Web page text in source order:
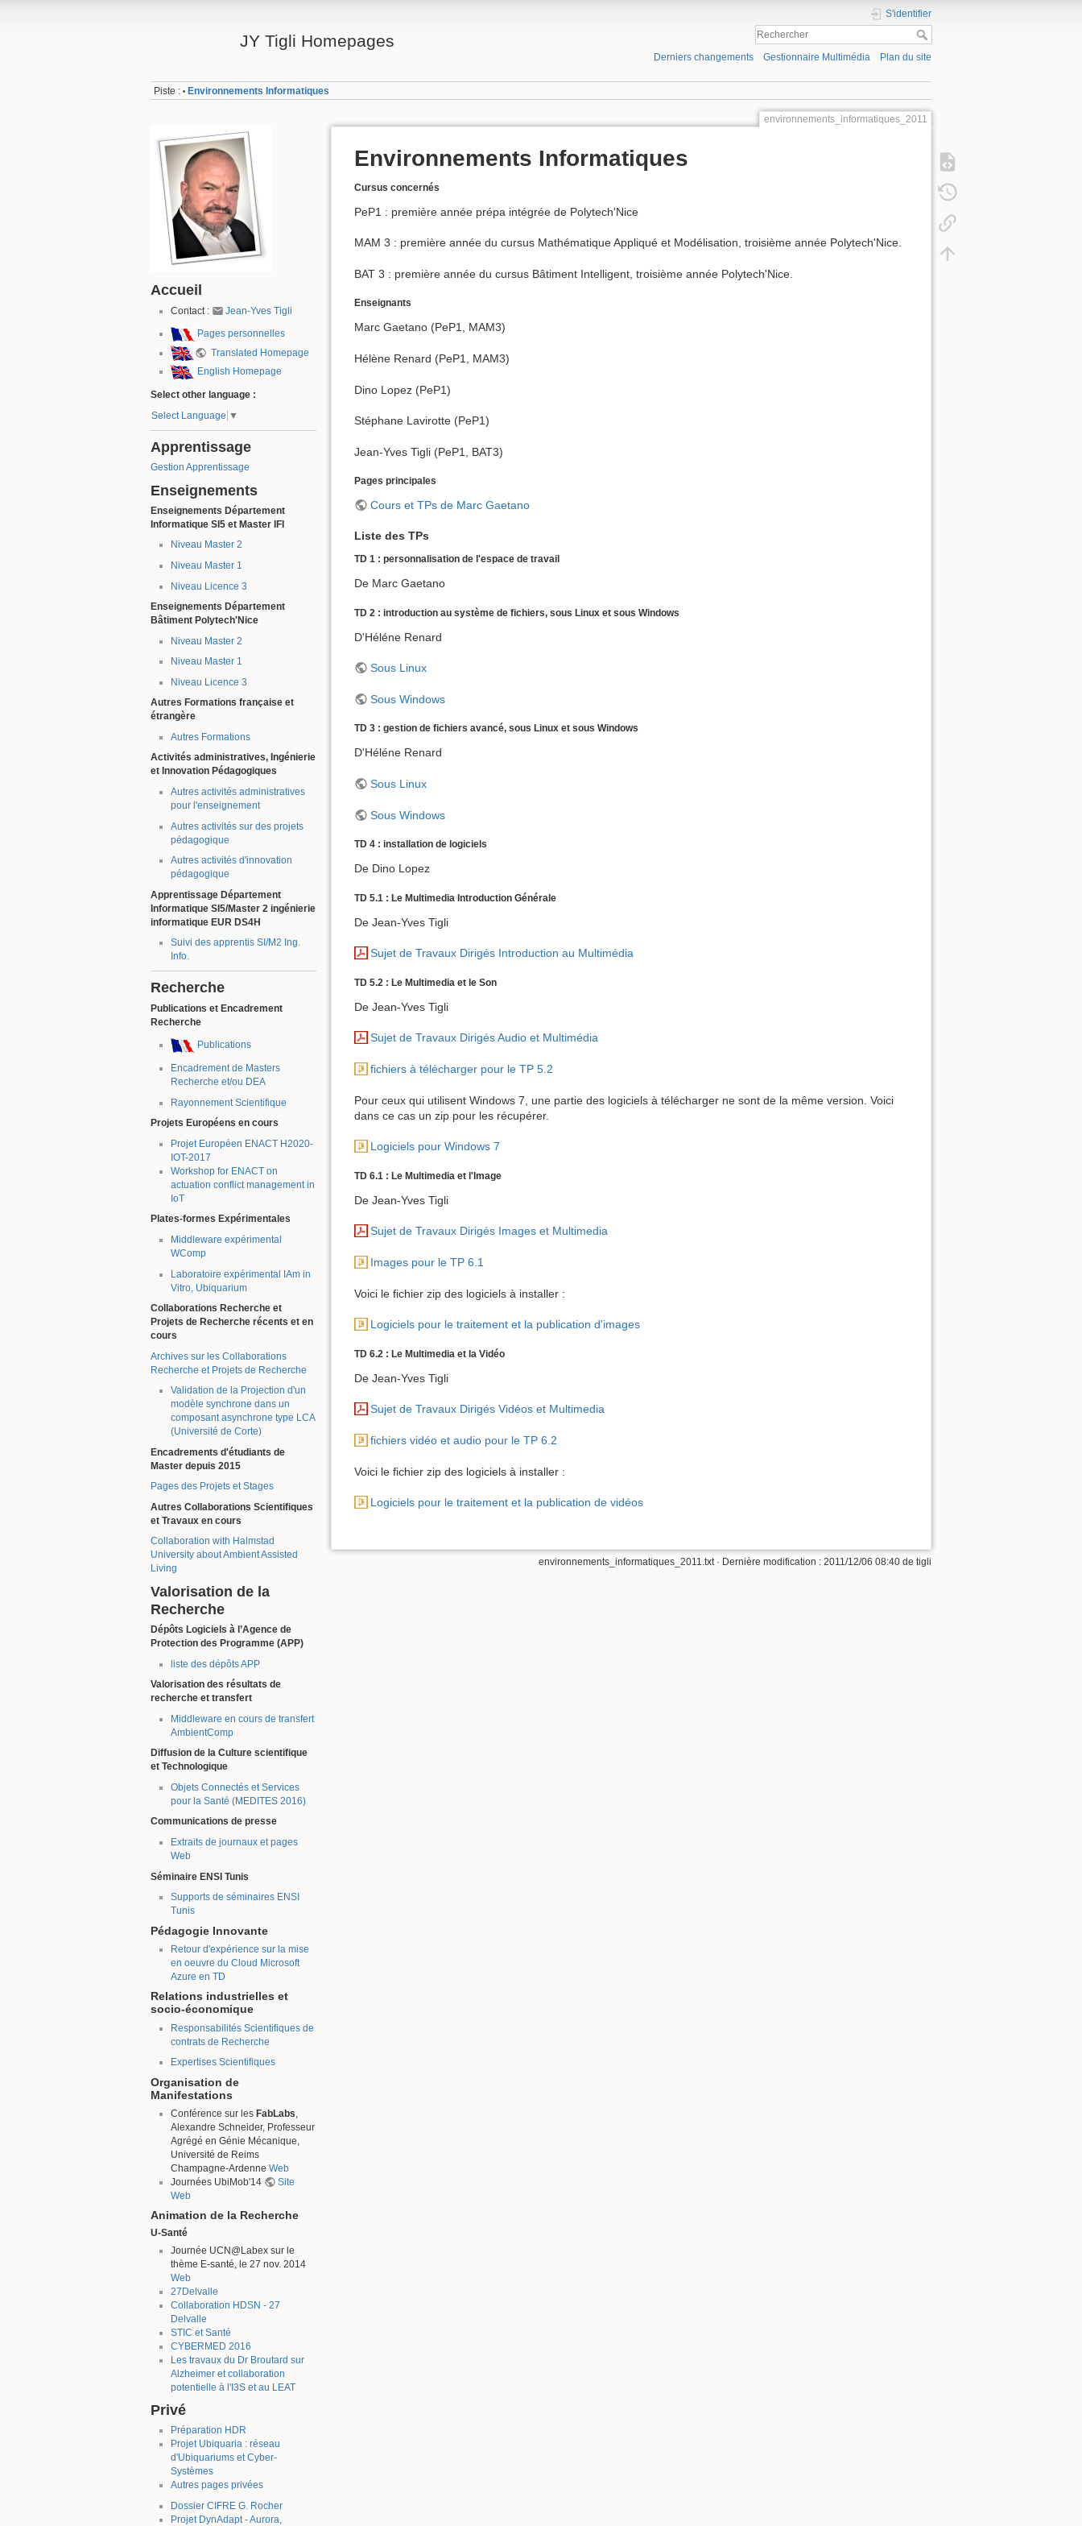
JY Tigli Homepages
S'identifier
Derniers changements Gestionnaire Multimédia Plan du site
Piste : • Environnements Informatiques
Accueil
Contact : Jean-Yves Tigli
Pages personnelles
Translated Homepage
English Homepage
Select other language :
Select Language ▼
Apprentissage
Gestion Apprentissage
Enseignements
Enseignements Département
Informatique SI5 et Master IFI
Niveau Master 2
Niveau Master 1
Niveau Licence 3
Enseignements Département
Bâtiment Polytech'Nice
Niveau Master 2
Niveau Master 1
Niveau Licence 3
Autres Formations française et
étrangère
Autres Formations
Activités administratives, Ingénierie
et Innovation Pédagogiques
Autres activités administratives
pour l'enseignement
Autres activités sur des projets
pédagogique
Autres activités d'innovation
pédagogique
Apprentissage Département
Informatique SI5/Master 2 ingénierie
informatique EUR DS4H
Suivi des apprentis SI/M2 Ing.
Info.
Recherche
Publications et Encadrement
Recherche
Publications
Encadrement de Masters
Recherche et/ou DEA
Rayonnement Scientifique
Projets Européens en cours
Projet Européen ENACT H2020-
IOT-2017
Workshop for ENACT on
actuation conflict management in
IoT
Plates-formes Expérimentales
Middleware expérimental
WComp
Laboratoire expérimental IAm in
Vitro, Ubiquarium
Collaborations Recherche et
Projets de Recherche récents et en
cours
Archives sur les Collaborations
Recherche et Projets de Recherche
Validation de la Projection d'un
modèle synchrone dans un
composant asynchrone type LCA
(Université de Corte)
Encadrements d'étudiants de
Master depuis 2015
Pages des Projets et Stages
Autres Collaborations Scientifiques
et Travaux en cours
Collaboration with Halmstad
University about Ambient Assisted
Living
Valorisation de la
Recherche
Dépôts Logiciels à l’Agence de
Protection des Programme (APP)
liste des dépôts APP
Valorisation des résultats de
recherche et transfert
Middleware en cours de transfert
AmbientComp
Diffusion de la Culture scientifique
et Technologique
Objets Connectés et Services
pour la Santé (MEDITES 2016)
Communications de presse
Extraits de journaux et pages
Web
Séminaire ENSI Tunis
Supports de séminaires ENSI
Tunis
Pédagogie Innovante
Retour d'expérience sur la mise
en oeuvre du Cloud Microsoft
Azure en TD
Relations industrielles et
socio-économique
Responsabilités Scientifiques de
contrats de Recherche
Expertises Scientifiques
Organisation de
Manifestations
Conférence sur les FabLabs
Alexandre Schneider, Professeur
Agrégé en Génie Mécanique,
Université de Reims
Champagne-Ardenne Web
Journées UbiMob'14
Site
Web
Animation de la Recherche
U-Santé
Journée UCN@Labex sur le
thème E-santé, le 27 nov. 2014
Web
27Delvalle
Collaboration HDSN - 27
Delvalle
STIC et Santé
CYBERMED 2016
Les travaux du Dr Broutard sur
Alzheimer et collaboration
potentielle à l'I3S et au LEAT
Privé
Préparation HDR
Projet Ubiquaria : réseau
d'Ubiquariums et Cyber-
Systèmes
Autres pages privées
Dossier CIFRE G. Rocher
Projet DynAdapt - Aurora,
environnements_informatiques_2011
Environnements Informatiques
Cursus concernés
PeP1 : première année prépa intégrée de Polytech'Nice
MAM 3 : première année du cursus Mathématique Appliqué et Modélisation, troisième année Polytech'Nice.
BAT 3 : première année du cursus Bâtiment Intelligent, troisième année Polytech'Nice.
Enseignants
Marc Gaetano (PeP1, MAM3)
Hélène Renard (PeP1, MAM3)
Dino Lopez (PeP1)
Stéphane Lavirotte (PeP1)
Jean-Yves Tigli (PeP1, BAT3)
Pages principales
Cours et TPs de Marc Gaetano
Liste des TPs
TD 1 : personnalisation de l'espace de travail
De Marc Gaetano
TD 2 : introduction au système de fichiers, sous Linux et sous Windows
D'Héléne Renard
Sous Linux
Sous Windows
TD 3 : gestion de fichiers avancé, sous Linux et sous Windows
D'Héléne Renard
Sous Linux
Sous Windows
TD 4 : installation de logiciels
De Dino Lopez
TD 5.1 : Le Multimedia Introduction Générale
De Jean-Yves Tigli
Sujet de Travaux Dirigés Introduction au Multimédia
TD 5.2 : Le Multimedia et le Son
De Jean-Yves Tigli
Sujet de Travaux Dirigés Audio et Multimédia
fichiers à télécharger pour le TP 5.2
Pour ceux qui utilisent Windows 7, une partie des logiciels à télécharger ne sont de la même version. Voici
dans ce cas un zip pour les récupérer.
Logiciels pour Windows 7
TD 6.1 : Le Multimedia et l'Image
De Jean-Yves Tigli
Sujet de Travaux Dirigés Images et Multimedia
Images pour le TP 6.1
Voici le fichier zip des logiciels à installer :
Logiciels pour le traitement et la publication d'images
TD 6.2 : Le Multimedia et la Vidéo
De Jean-Yves Tigli
Sujet de Travaux Dirigés Vidéos et Multimedia
fichiers vidéo et audio pour le TP 6.2
Voici le fichier zip des logiciels à installer :
Logiciels pour le traitement et la publication de vidéos
environnements_informatiques_2011.txt · Dernière modification : 2011/12/06 08:40 de tigli